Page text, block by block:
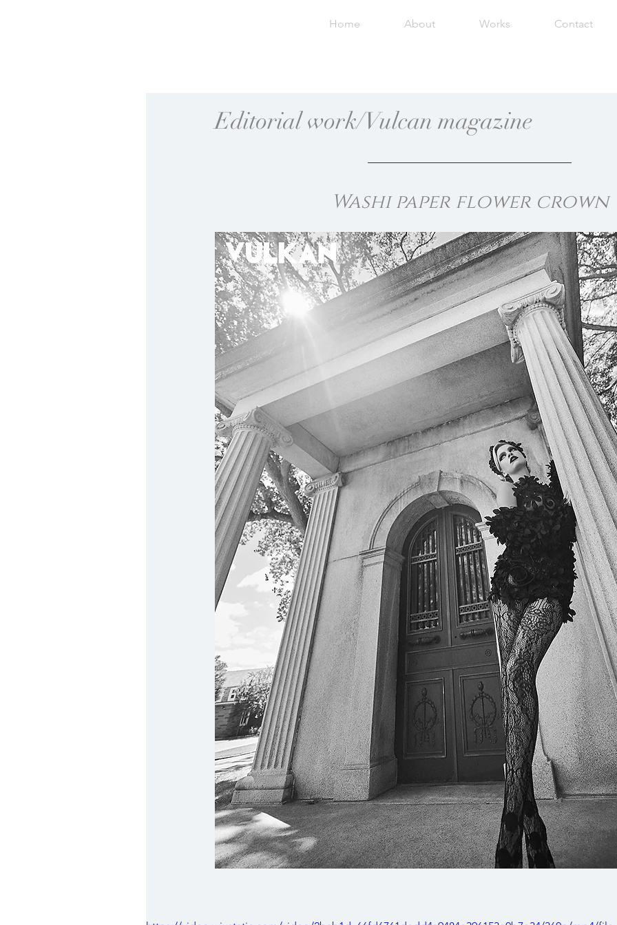
Home About Works Contact
Editorial work/Vulcan magazine
Washi paper flower crown